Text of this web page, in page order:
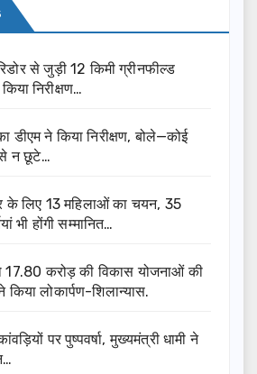
से जुड़ी 12 किमी ग्रीनफील्ड
निरीक्षण…
डीएम ने किया निरीक्षण, बोले—कोई
से न छूटे…
के लिए 13 महिलाओं का चयन, 35
भी होंगी सम्मानित…
17.80 करोड़ की विकास योजनाओं की
किया लोकार्पण-शिलान्यास.
पर पुष्पवर्षा, मुख्यमंत्री धामी ने